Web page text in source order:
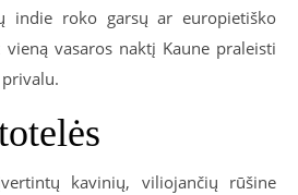
indie roko garsų ar europietiško
vasaros naktį Kaune praleisti
kavinių, viliojančių rūšine